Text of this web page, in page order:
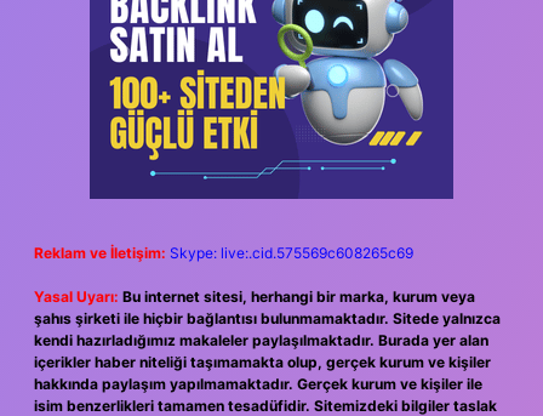
Reklam ve İletişim: Skype: live:.cid.575569c608265c69
Yasal Uyarı: Bu internet sitesi, herhangi bir marka, kurum veya
şahıs şirketi ile hiçbir bağlantısı bulunmamaktadır. Sitede yalnızca
kendi hazırladığımız makaleler paylaşılmaktadır. Burada yer alan
içerikler haber niteliği taşımamakta olup, gerçek kurum ve kişiler
hakkında paylaşım yapılmamaktadır. Gerçek kurum ve kişiler ile
isim benzerlikleri tamamen tesadüfidir. Sitemizdeki bilgiler taslak